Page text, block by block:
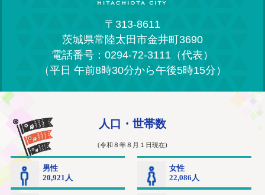
〒313-8611
茨城県常陸太田市金井町3690
電話番号：0294-72-3111（代表）
（平日 午前8時30分から午後5時15分）